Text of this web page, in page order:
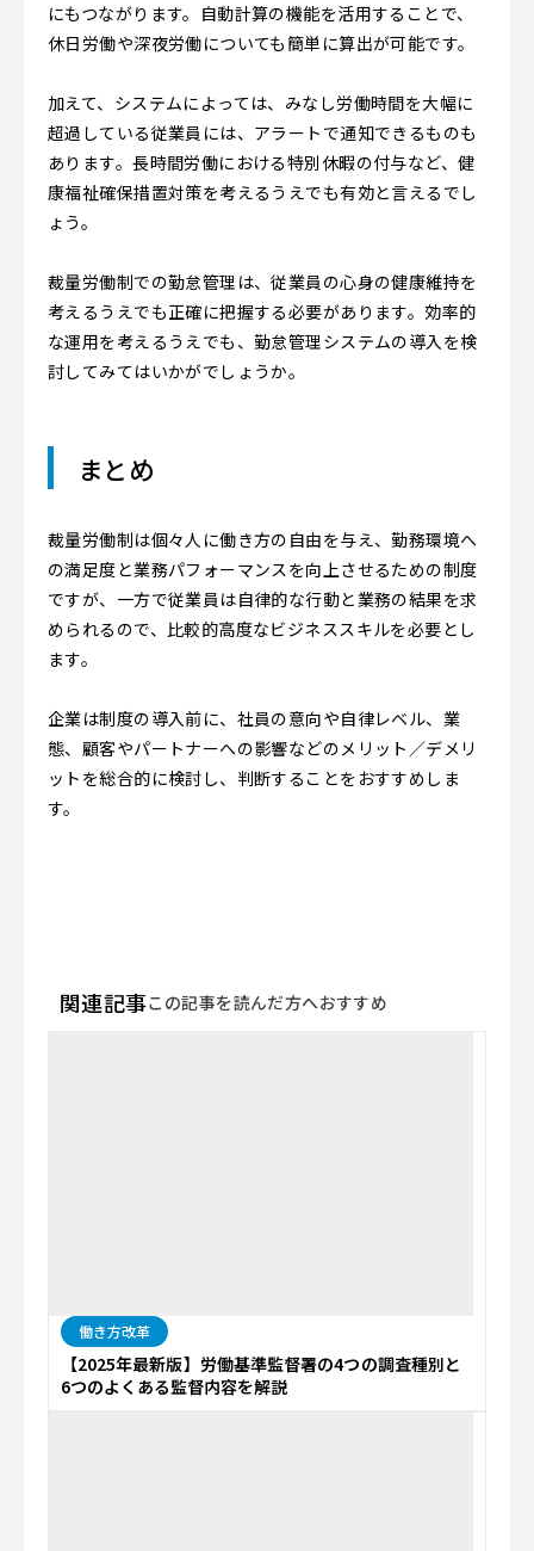
にもつながります。自動計算の機能を活用することで、
休日労働や深夜労働についても簡単に算出が可能です。
加えて、システムによっては、みなし労働時間を大幅に
超過している従業員には、アラートで通知できるものも
あります。長時間労働における特別休暇の付与など、健
康福祉確保措置対策を考えるうえでも有効と言えるでし
ょう。
裁量労働制での勤怠管理は、従業員の心身の健康維持を
考えるうえでも正確に把握する必要があります。効率的
な運用を考えるうえでも、勤怠管理システムの導入を検
討してみてはいかがでしょうか。
まとめ
裁量労働制は個々人に働き方の自由を与え、勤務環境へ
の満足度と業務パフォーマンスを向上させるための制度
ですが、一方で従業員は自律的な行動と業務の結果を求
められるので、比較的高度なビジネススキルを必要とし
ます。
企業は制度の導入前に、社員の意向や自律レベル、業
態、顧客やパートナーへの影響などのメリット／デメリ
ットを総合的に検討し、判断することをおすすめしま
す。
関連記事この記事を読んだ方へおすすめ
働き方改革
【2025年最新版】労働基準監督署の4つの調査種別と
6つのよくある監督内容を解説